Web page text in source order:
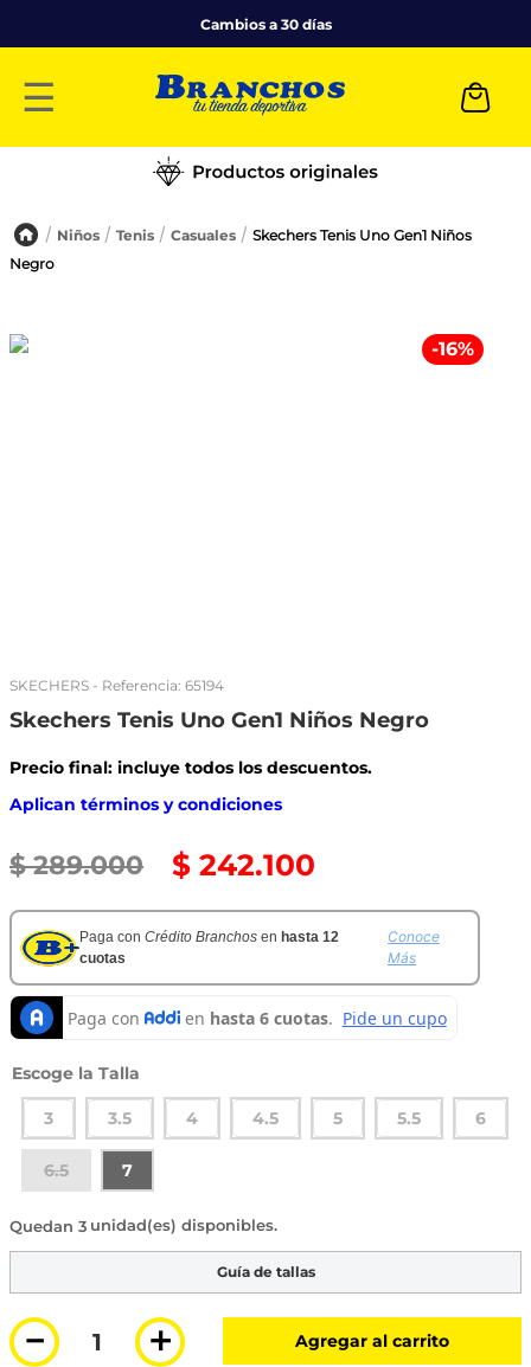
Cambios a 30 días
☰
Niños Tenis Casuales
Skechers Tenis Uno Gen1 Niños
Negro
-16%
SKECHERS - Referencia: 65194
Skechers Tenis Uno Gen1 Niños Negro
Precio final: incluye todos los descuentos.
Aplican términos y condiciones
$ 289.000 $ 242.100
Paga con Crédito Branchos en hasta 12
cuotas
Conoce
Más
Talla
3 3.5 4 4.5 5 5.5 6
6.5 7
3 disponibles
Guía de tallas
＋
－ Agregar al carrito